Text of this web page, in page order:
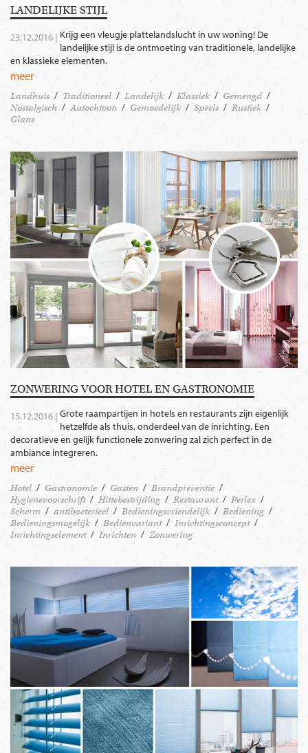
LANDELIJKE STIJL
23.12.2016 | Krijg een vleugje plattelandslucht in uw woning! De
landelijke stijl is de ontmoeting van traditionele, landelijke
en klassieke elementen.
meer
Landhuis Traditioneel Landelijk Klassiek
Gemengd
Nostalgisch
Autochtoon Gemoedelijk Speels
Rustiek
Glans
ZONWERING VOOR HOTEL EN GASTRONOMIE
15.12.2016 | Grote raampartijen in hotels en restaurants zijn eigenlijk
hetzelfde als thuis, onderdeel van de inrichting. Een
decoratieve en gelijk functionele zonwering zal zich perfect in de
ambiance integreren.
meer
Hotel Gastronomie Gasten
Brandpreventie
Hygienevoorschrift
Hittebestrijding Restaurant
Perlex
Scherm
antibacterieel Bedieningsvriendelijk
Bediening
Bedieningsmogelijk
Bedienvariant
Inrichtingsconcept
Inrichtingselement
Inrichten Zonwering